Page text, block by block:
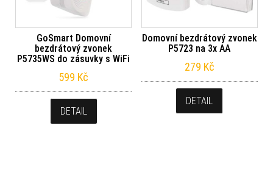
GoSmart Domovní
bezdrátový zvonek
P5735WS do zásuvky s WiFi
599 Kč
DETAIL
Domovní bezdrátový zvonek
P5723 na 3x AA
279 Kč
DETAIL